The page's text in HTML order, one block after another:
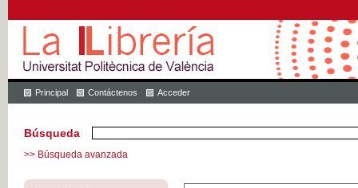
Principal Contáctenos Acceder
Búsqueda
>> Búsqueda avanzada